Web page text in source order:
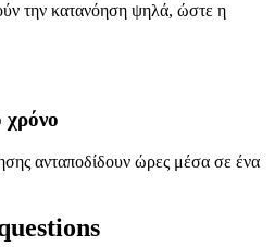
την κατανόηση ψηλά, ώστε η
χρόνο
ανταποδίδουν ώρες μέσα σε ένα